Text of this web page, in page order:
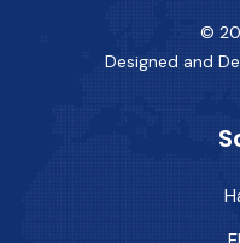
©
Designed and